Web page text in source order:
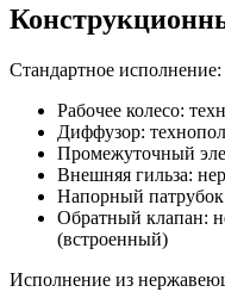
Стандартное исполнение:
Рабочее колесо:
Диффузор:
Промежуточный
Внешняя гильза:
Напорный патрубок
Обратный клапан:
(встроенный)
Исполнение из